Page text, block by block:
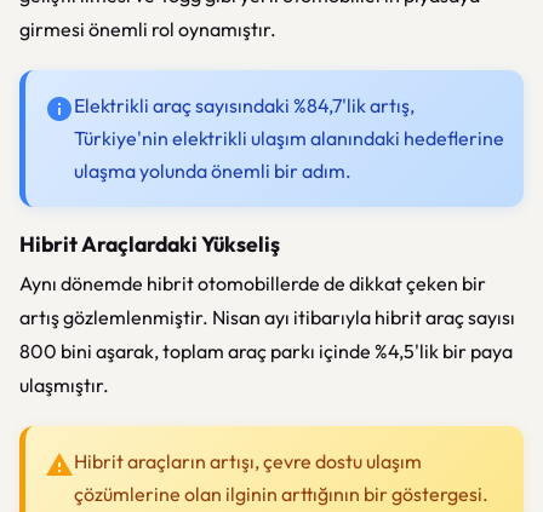
girmesi önemli rol oynamıştır.
Elektrikli araç sayısındaki %84,7'lik artış,
Türkiye'nin elektrikli ulaşım alanındaki hedeflerine
ulaşma yolunda önemli bir adım.
Hibrit Araçlardaki Yükseliş
Aynı dönemde hibrit otomobillerde de dikkat çeken bir
artış gözlemlenmiştir. Nisan ayı itibarıyla hibrit araç sayısı
800 bini aşarak, toplam araç parkı içinde %4,5'lik bir paya
ulaşmıştır.
Hibrit araçların artışı, çevre dostu ulaşım
çözümlerine olan ilginin arttığının bir göstergesi.